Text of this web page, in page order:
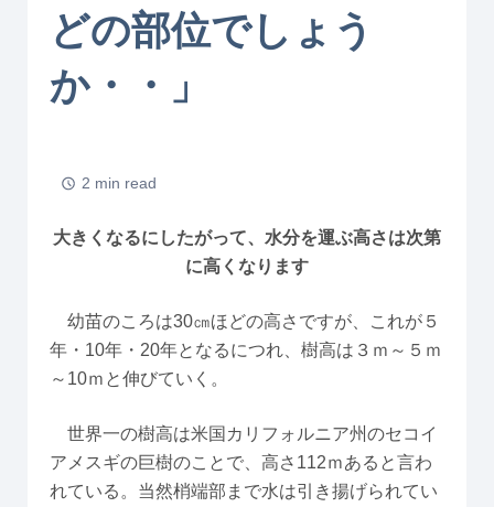
どの部位でしょう
か・・」
2 min read
大きくなるにしたがって、水分を運ぶ高さは次第
に高くなります
幼苗のころは30㎝ほどの高さですが、これが５
年・10年・20年となるにつれ、樹高は３ｍ～５ｍ
～10ｍと伸びていく。
世界一の樹高は米国カリフォルニア州のセコイ
アメスギの巨樹のことで、高さ112ｍあると言わ
れている。当然梢端部まで水は引き揚げられてい